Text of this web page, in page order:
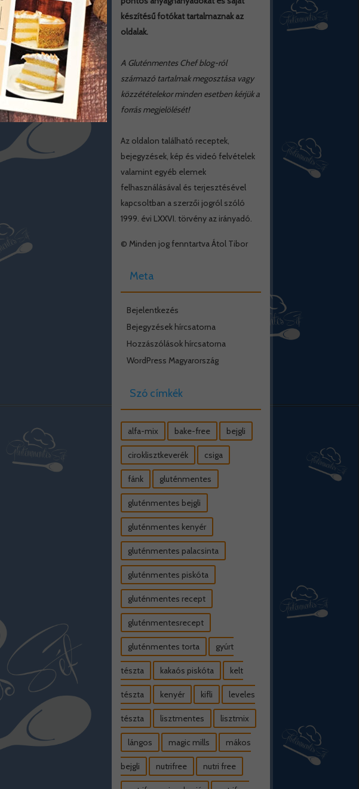
készítésű fotókat tartalmaznak az
oldalak.
A Gluténmentes Chef blog-ról
származó tartalmak megosztása vagy
közzétételekor minden esetben kérjük a
forrás megjelölését!
Az oldalon található receptek,
bejegyzések, kép és videó felvételek
valamint egyéb elemek
felhasználásával és terjesztésével
kapcsoltban a szerzői jogról szóló
1999. évi LXXVI. törvény az irányadó.
© Minden jog fenntartva Átol Tibor
Meta
Bejelentkezés
Bejegyzések hírcsatorna
Hozzászólások hírcsatorna
WordPress Magyarország
Szó címkék
alfa-mix bake-free bejgli
ciroklisztkeverék csiga
fánk gluténmentes
gluténmentes bejgli
gluténmentes kenyér
gluténmentes palacsinta
gluténmentes piskóta
gluténmentes recept
gluténmentesrecept
gluténmentes torta gyúrt
tészta kakaós piskóta kelt
tészta kenyér kifli leveles
tészta lisztmentes lisztmix
lángos magic mills mákos
bejgli nutrifree nutri free